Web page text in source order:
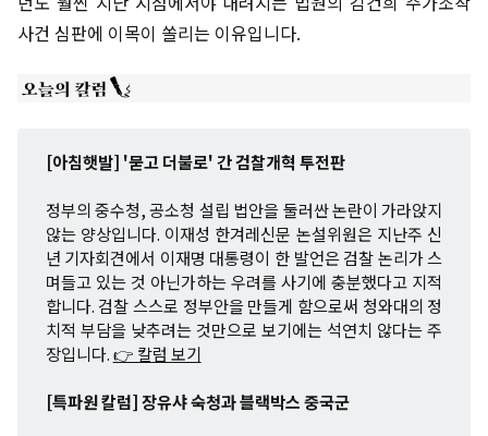
사건 심판에 이목이 쏠리는 이유입니다.
[아침햇발] '묻고 더불로' 간 검찰개혁 투전판
정부의 중수청, 공소청 설립 법안을 둘러싼 논란이 가라앉지
않는 양상입니다. 이재성 한겨레신문 논설위원은 지난주 신
년 기자회견에서 이재명 대통령이 한 발언은 검찰 논리가 스
며들고 있는 것 아닌가하는 우려를 사기에 충분했다고 지적
합니다. 검찰 스스로 정부안을 만들게 함으로써 청와대의 정
치적 부담을 낮추려는 것만으로 보기에는 석연치 않다는 주
장입니다.👉 칼럼 보기
[특파원 칼럼] 장유샤 숙청과 블랙박스 중국군